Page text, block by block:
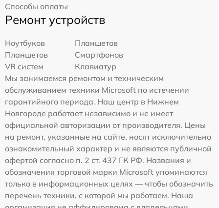
Способы оплаты
Ремонт устройств
Ноутбуков
Планшетов
Планшетов
Смартфонов
VR систем
Клавиатур
Мы занимаемся ремонтом и техническим
обслуживанием техники Microsoft по истечении
гарантийного периода. Наш центр в Нижнем
Новгороде работает независимо и не имеет
официальной авторизации от производителя. Цены
на ремонт, указанные на сайте, носят исключительно
ознакомительный характер и не являются публичной
офертой согласно п. 2 ст. 437 ГК РФ. Названия и
обозначения торговой марки Microsoft упоминаются
только в информационных целях — чтобы обозначить
перечень техники, с которой мы работаем. Наша